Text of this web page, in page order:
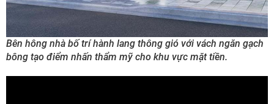
Bên hông nhà bố trí hành lang thông gió với vách ngăn gạch
bông tạo điểm nhấn thẩm mỹ cho khu vực mặt tiền.